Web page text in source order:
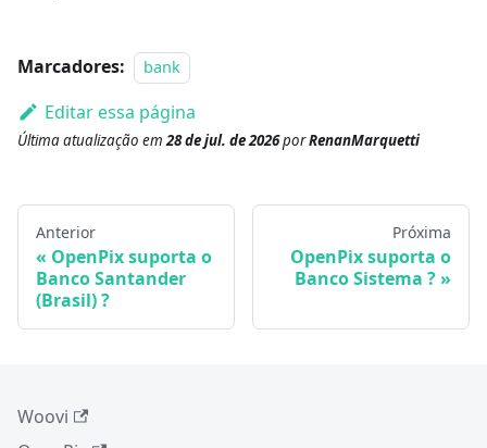
Marcadores: bank
Editar essa página
Última atualização em28 de jul. de 2026porRenanMarquetti
Anterior
OpenPix suporta o
Banco Santander
(Brasil) ?
Próxima
OpenPix suporta o
Banco Sistema ?
Woovi